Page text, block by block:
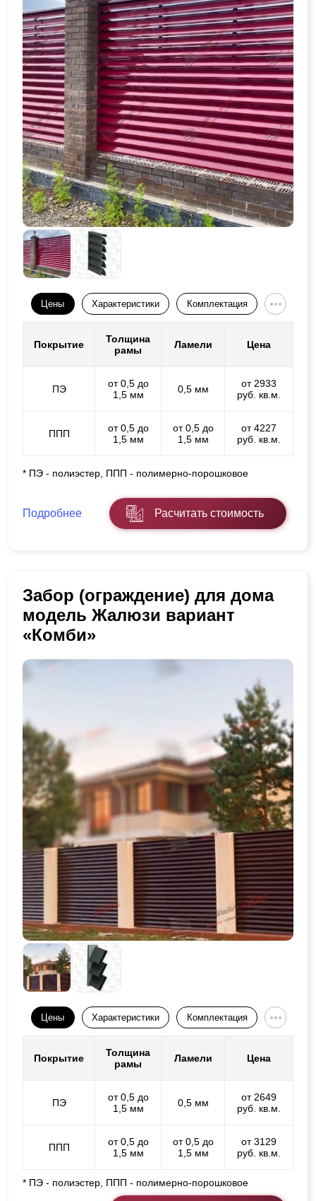
Цены Характеристики Комплектация
Покрытие
Толщина
рамы
Ламели Цена
ПЭ
от 0,5 до
1,5 мм
0,5 мм
от 2933
руб. кв.м.
ППП
от 0,5 до
1,5 мм
от 0,5 до
1,5 мм
от 4227
руб. кв.м.
* ПЭ - полиэстер, ППП - полимерно-порошковое
Подробнее Расчитать стоимость
Забор (ограждение) для дома
модель Жалюзи вариант
«Комби»
Цены Характеристики Комплектация
Покрытие
Толщина
рамы
Ламели Цена
ПЭ
от 0,5 до
1,5 мм
0,5 мм
от 2649
руб. кв.м.
ППП
от 0,5 до
1,5 мм
от 0,5 до
1,5 мм
от 3129
руб. кв.м.
* ПЭ - полиэстер, ППП - полимерно-порошковое